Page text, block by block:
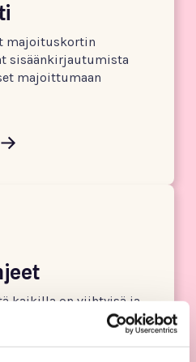
majoituskortin
sisäänkirjautumista
majoittumaan
kaikilla on viihtyisä ja
alueemme
hyvin. Lue täältä